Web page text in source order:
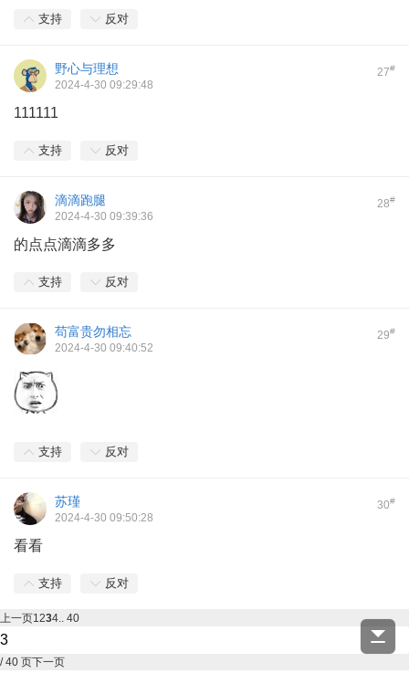
支持 反对
27#
野心与理想
2024-4-30 09:29:48
111111
支持 反对
28#
滴滴跑腿
2024-4-30 09:39:36
的点点滴滴多多
支持 反对
29#
苟富贵勿相忘
2024-4-30 09:40:52
支持 反对
30#
苏瑾
2024-4-30 09:50:28
看看
支持 反对
上一页1234.. 40
/ 40 页下一页